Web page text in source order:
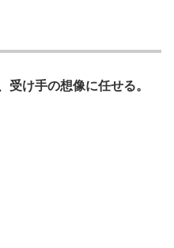
受け手の想像に任せる。